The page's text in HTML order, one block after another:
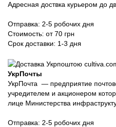
Адресная доствка курьером до
Отправка: 2-5 робочих дня
Стоимость: от 70 грн
Срок доставки: 1-3 дня
УкрПочты
УкрПочта — предприятие
учредителем и акционером
лице Министерства
Отправка: 2-5 робочих дня